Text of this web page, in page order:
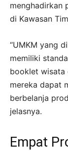
menghadirkan
di Kawasan
“UMKM yang
memiliki
booklet wisata
mereka dapat
berbelanja
jelasnya.
Empat